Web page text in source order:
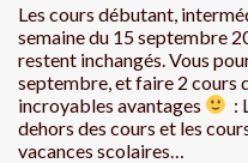
Les cours débutant,
semaine du 15 septembre
restent inchangés. Vous
septembre, et faire 2 cours
incroyables avantages
:
dehors des cours et les
vacances scolaires…